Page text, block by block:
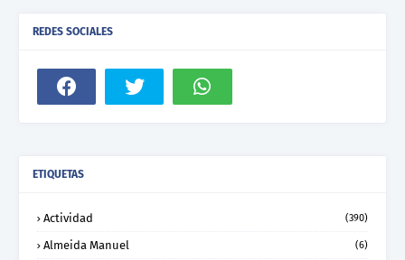
REDES SOCIALES
ETIQUETAS
Actividad (390)
Almeida Manuel (6)